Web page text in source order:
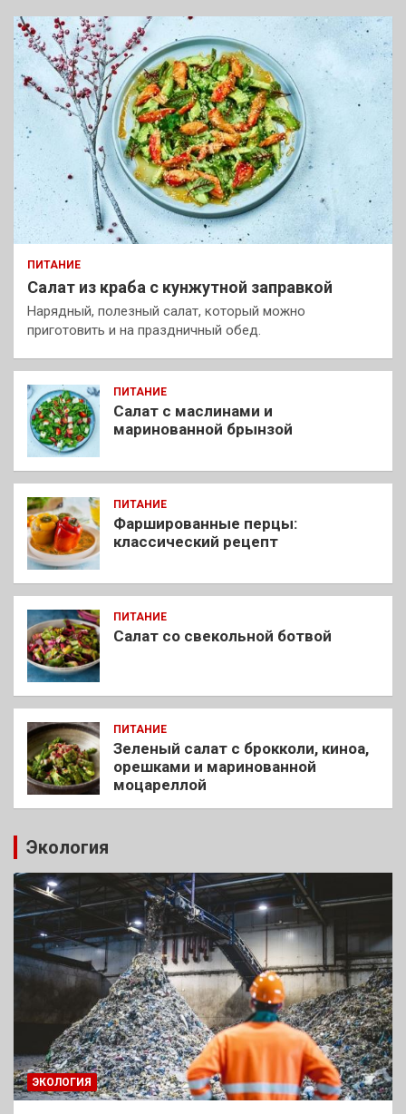
ПИТАНИЕ
Салат из краба с кунжутной заправкой
Нарядный, полезный салат, который можно
приготовить и на праздничный обед.
ПИТАНИЕ
Салат с маслинами и
маринованной брынзой
ПИТАНИЕ
Фаршированные перцы:
классический рецепт
ПИТАНИЕ
Салат со свекольной ботвой
ПИТАНИЕ
Зеленый салат с брокколи, киноа,
орешками и маринованной
моцареллой
Экология
ЭКОЛОГИЯ